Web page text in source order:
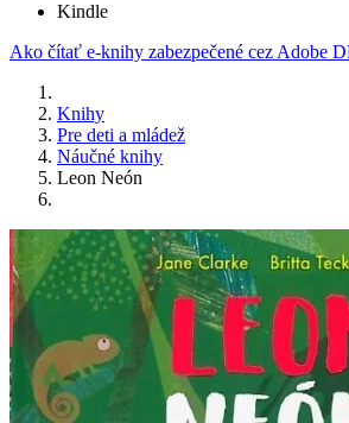
Kindle
Ako čítať e-knihy zabezpečené cez Adobe
Knihy
Pre deti a mládež
Náučné knihy
Leon Neón